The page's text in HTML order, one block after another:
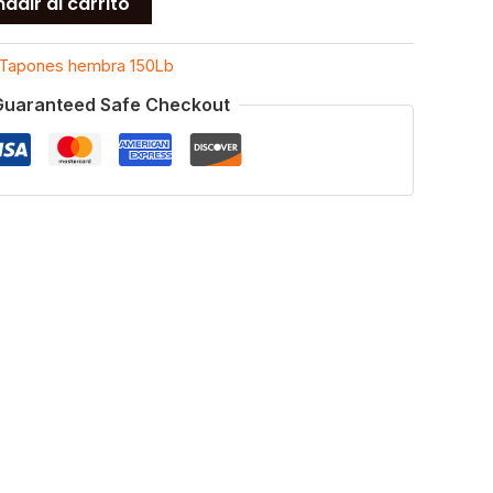
Tapones hembra 150Lb
Safe Checkout